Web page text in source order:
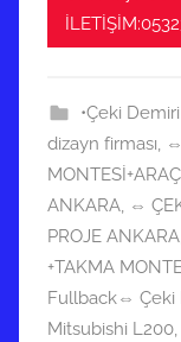
•Çeki
dizayn firması,
ANKARA, ⇔
PROJE ANKARA
+TAKMA
Fullback⇔ Çeki
Mitsubishi L200,